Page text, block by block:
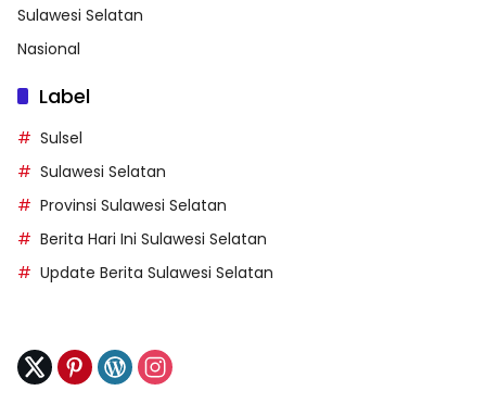
Sulawesi Selatan
Nasional
Label
Sulsel
Sulawesi Selatan
Provinsi Sulawesi Selatan
Berita Hari Ini Sulawesi Selatan
Update Berita Sulawesi Selatan